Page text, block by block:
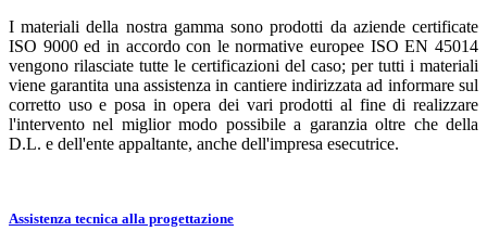
I materiali della nostra gamma sono prodotti da aziende certificate
ISO 9000 ed in accordo con le normative europee ISO EN 45014
vengono rilasciate tutte le certificazioni del caso; per tutti i materiali
viene garantita una assistenza in cantiere indirizzata ad informare sul
corretto uso e posa in opera dei vari prodotti al fine di realizzare
l'intervento nel miglior modo possibile a garanzia oltre che della
D.L. e dell'ente appaltante, anche dell'impresa esecutrice.
Assistenza tecnica alla progettazione